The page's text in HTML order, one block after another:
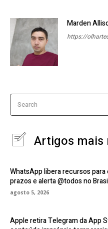
Marden
https://
Search
Artigos mais
WhatsApp libera recursos
prazos e alerta @todos no
agosto 5, 2026
Apple retira Telegram da App